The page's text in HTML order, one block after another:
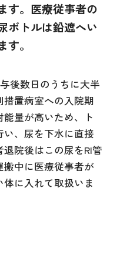
す。医療従事者の
ボトルは鉛遮へい
。
後数日のうちに大半
置病室への入院期
量が高いため、ト
、尿を下水に直接
院後はこの尿をRI管
中に医療従事者が
に入れて取扱いま